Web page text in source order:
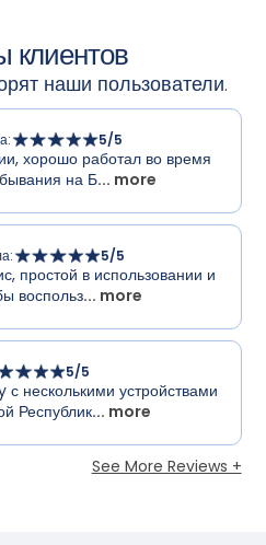
клиентов
наши пользователи.
: 5/5
хорошо работал во время
на Б... more
: 5/5
простой в использовании и
воспольз... more
5/5
несколькими устройствами
Республик... more
See More Reviews +